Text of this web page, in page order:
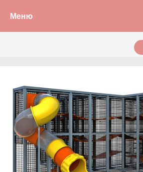
Меню